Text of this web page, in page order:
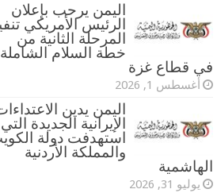
اليمن يرحب بإعلان
الرئيس الأمريكي
المرحلة الثانية من
خطة السلام الشاملة
في قطاع غزة
أغسطس 1, 2026
اليمن يدين
الإيرانية الجديدة التي
استهدفت دولة
والمملكة الأردنية
الهاشمية
يوليو 31, 2026